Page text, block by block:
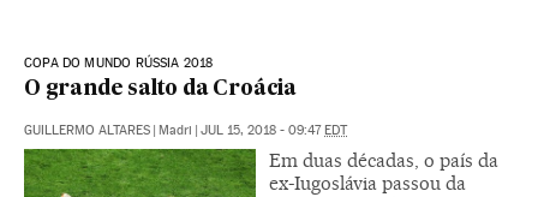
COPA DO MUNDO RÚSSIA 2018
O grande salto da Croácia
GUILLERMO ALTARES | Madri | JUL 15, 2018 - 09:47EDT
Em duas décadas, o país da
ex-Iugoslávia passou da